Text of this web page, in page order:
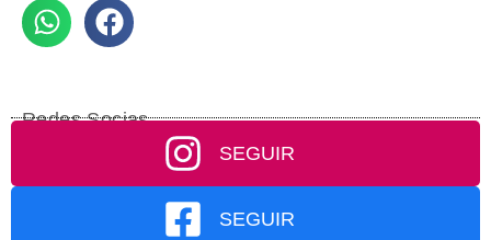
Redes Socias
SEGUIR
SEGUIR